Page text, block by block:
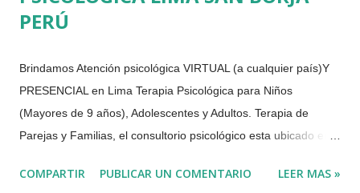
PERÚ
Brindamos Atención psicológica VIRTUAL (a cualquier país)Y
PRESENCIAL en Lima Terapia Psicológica para Niños
(Mayores de 9 años), Adolescentes y Adultos. Terapia de
Parejas y Familias, el consultorio psicológico esta ubicado en
especialistas en ansiedad, estrés, manejo de impulsos, control
COMPARTIR PUBLICAR UN COMENTARIO LEER MAS »